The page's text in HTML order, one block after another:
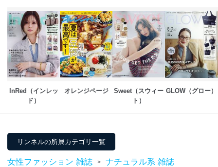
InRed（インレッ
ド）
オレンジページ
Sweet（スウィー
ト）
GLOW（グロー）
リンネルの所属カテゴリ一覧
女性ファッション 雑誌 > ナチュラル系 雑誌